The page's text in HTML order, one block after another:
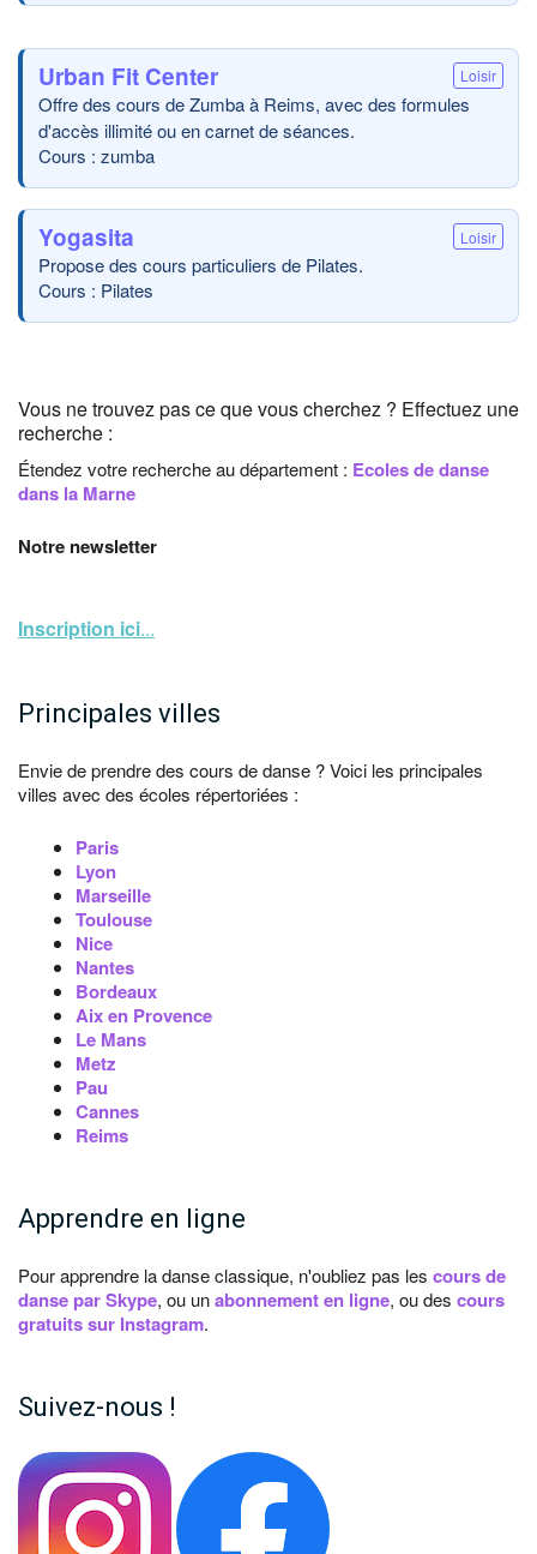
Urban Fit Center Loisir
Offre des cours de Zumba à Reims, avec des formules
d'accès illimité ou en carnet de séances.
Cours : zumba
Yogasita Loisir
Propose des cours particuliers de Pilates.
Cours : Pilates
Vous ne trouvez pas ce que vous cherchez ? Effectuez une
recherche :
Étendez votre recherche au département : Ecoles de danse
dans la Marne
Notre newsletter
Inscription ici...
Principales villes
Envie de prendre des cours de danse ? Voici les principales
villes avec des écoles répertoriées :
Paris
Lyon
Marseille
Toulouse
Nice
Nantes
Bordeaux
Aix en Provence
Le Mans
Metz
Pau
Cannes
Reims
Apprendre en ligne
Pour apprendre la danse classique, n'oubliez pas les cours de
danse par Skype, ou unabonnement en ligne, ou des cours
gratuits sur Instagram.
Suivez-nous !